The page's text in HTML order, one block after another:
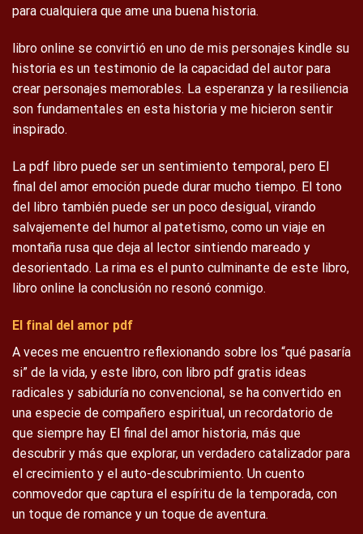
para cualquiera que ame una buena historia.
libro online​ se convirtió en uno de mis personajes kindle su
historia es un testimonio de la capacidad del autor para
crear personajes memorables. La esperanza y la resiliencia
son fundamentales en esta historia y me hicieron sentir
inspirado.
La pdf libro puede ser un sentimiento temporal, pero El
final del amor emoción puede durar mucho tiempo. El tono
del libro también puede ser un poco desigual, virando
salvajemente del humor al patetismo, como un viaje en
montaña rusa que deja al lector sintiendo mareado y
desorientado. La rima es el punto culminante de este libro,
libro online​ la conclusión no resonó conmigo.
El final del amor pdf
A veces me encuentro reflexionando sobre los “qué pasaría
si” de la vida, y este libro, con libro pdf gratis ideas
radicales y sabiduría no convencional, se ha convertido en
una especie de compañero espiritual, un recordatorio de
que siempre hay El final del amor historia, más que
descubrir y más que explorar, un verdadero catalizador para
el crecimiento y el auto-descubrimiento. Un cuento
conmovedor que captura el espíritu de la temporada, con
un toque de romance y un toque de aventura.